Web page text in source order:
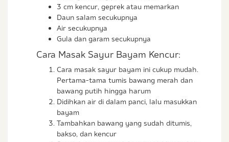
3 cm kencur, geprek atau memarkan
Daun salam secukupnya
Air secukupnya
Gula dan garam secukupnya
Cara Masak Sayur Bayam Kencur:
Cara masak sayur bayam ini cukup mudah.
Pertama-tama tumis bawang merah dan
bawang putih hingga harum
Didihkan air di dalam panci, lalu masukkan
bayam
Tambahkan bawang yang sudah ditumis,
bakso, dan kencur